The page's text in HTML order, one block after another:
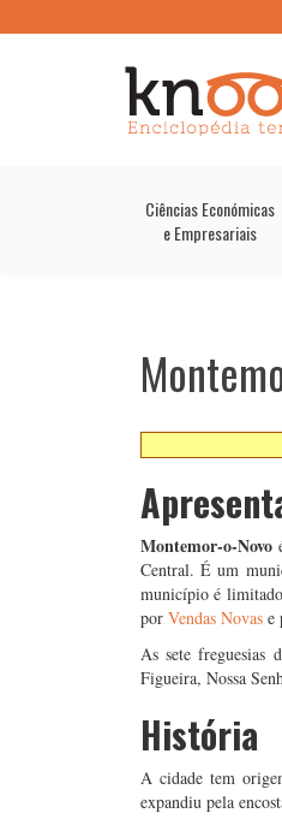
Ciências Económicas
e Empresariais
Montemor-o-Novo
Central. É um
município é
por Vendas Novas e
As sete freguesias
Figueira, Nossa
História
A cidade tem
expandiu pela